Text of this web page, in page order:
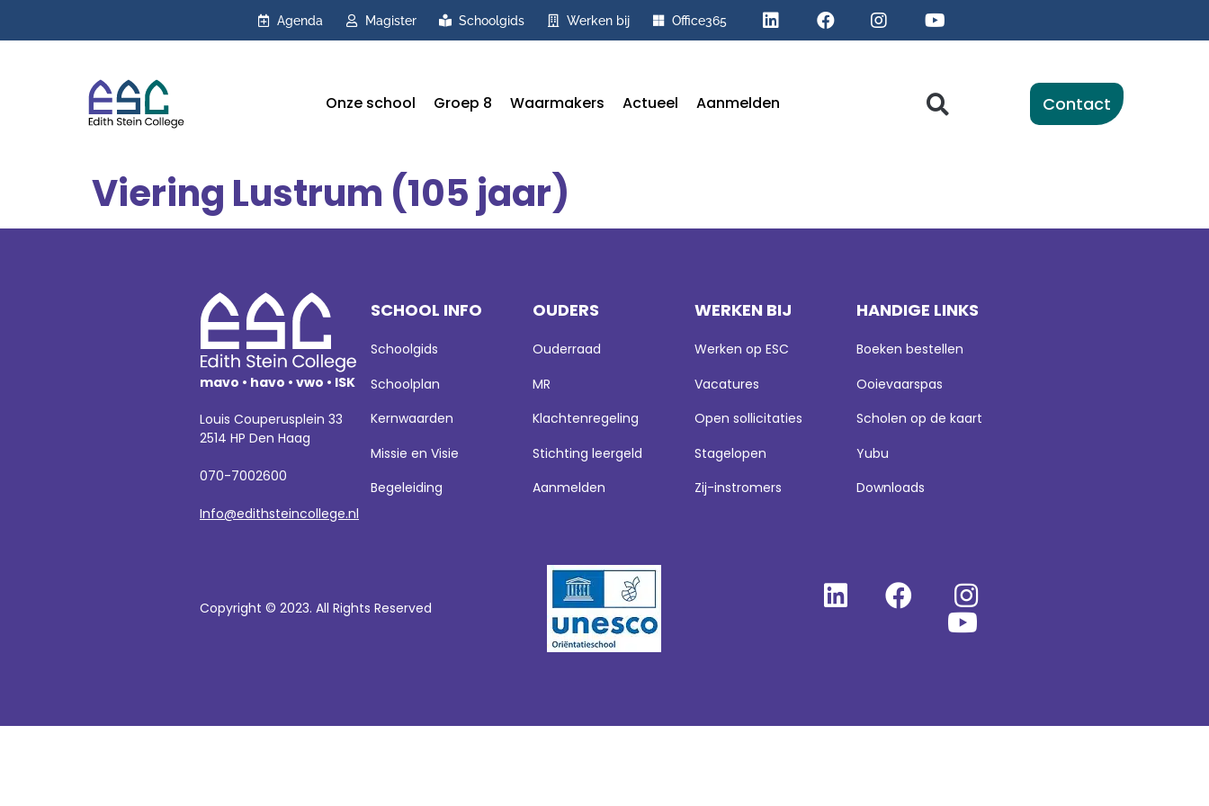
Agenda Magister Schoolgids Werken bij Office365
Onze school Groep 8 Waarmakers Actueel Aanmelden Contact
Viering Lustrum (105 jaar)
mavo • havo • vwo • ISK
Louis Couperusplein 33
2514 HP Den Haag
070-7002600
Info@edithsteincollege.nl
SCHOOL INFO
Schoolgids
Schoolplan
Kernwaarden
Missie en Visie
Begeleiding
OUDERS
Ouderraad
MR
Klachtenregeling
Stichting leergeld
Aanmelden
WERKEN BIJ
Werken op ESC
Vacatures
Open sollicitaties
Stagelopen
Zij-instromers
HANDIGE LINKS
Boeken bestellen
Ooievaarspas
Scholen op de kaart
Yubu
Downloads
Copyright © 2023. All Rights Reserved